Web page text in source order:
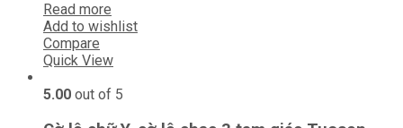
Read more
Add to wishlist
Compare
Quick View
5.00 out of 5